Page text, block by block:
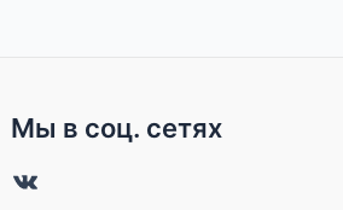
Мы в соц. сетях